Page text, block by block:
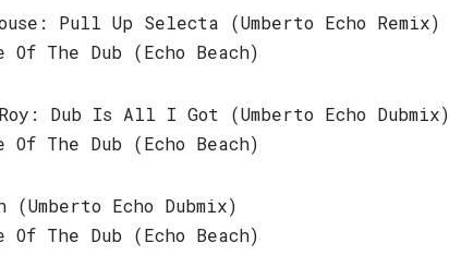
Pull Up Selecta (Umberto Echo Remix)
Of The Dub (Echo Beach)
Dub Is All I Got (Umberto Echo Dubmix)
Of The Dub (Echo Beach)
Echo Dubmix)
Of The Dub (Echo Beach)